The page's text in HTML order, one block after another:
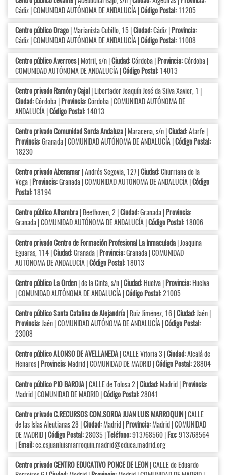
Cádiz | COMUNIDAD AUTÓNOMA DE ANDALUCÍA |Código Postal:11205
Centro público Drago| Marianista Cubillo, 15 |Ciudad:Cádiz |Provincia:
Cádiz | COMUNIDAD AUTÓNOMA DE ANDALUCÍA |Código Postal:11008
Centro público Averroes| Motril, s/n |Ciudad:Córdoba |Provincia:Córdoba |
COMUNIDAD AUTÓNOMA DE ANDALUCÍA |Código Postal:14013
Centro privado Ramón y Cajal| Libertador Joaquín José da Silva Xavier, 1 |
Ciudad:Córdoba |Provincia:Córdoba | COMUNIDAD AUTÓNOMA DE
ANDALUCÍA |Código Postal:14013
Centro privado Comunidad Sorda Andaluza| Maracena, s/n |Ciudad:Atarfe |
Provincia:Granada | COMUNIDAD AUTÓNOMA DE ANDALUCÍA |Código Postal:
18230
Centro privado Abenamar| Andrés Segovia, 127 |Ciudad:Churriana de la
Vega |Provincia:Granada | COMUNIDAD AUTÓNOMA DE ANDALUCÍA |Código
Postal:18194
Centro público Alhambra| Beethoven, 2 |Ciudad:Granada |Provincia:
Granada | COMUNIDAD AUTÓNOMA DE ANDALUCÍA |Código Postal:18006
Centro privado Centro de Formación Profesional La Inmaculada| Joaquina
Eguaras, 114 |Ciudad:Granada |Provincia:Granada | COMUNIDAD
AUTÓNOMA DE ANDALUCÍA |Código Postal:18013
Centro público La Orden| de la Cinta, s/n |Ciudad:Huelva |Provincia:Huelva
| COMUNIDAD AUTÓNOMA DE ANDALUCÍA |Código Postal:21005
Centro público Santa Catalina de Alejandría| Ruiz Jiménez, 16 |Ciudad:Jaén |
Provincia:Jaén | COMUNIDAD AUTÓNOMA DE ANDALUCÍA |Código Postal:
23008
Centro público ALONSO DE AVELLANEDA| CALLE Vitoria 3 |Ciudad:Alcalá de
Henares |Provincia:Madrid | COMUNIDAD DE MADRID |Código Postal:28804
Centro público PIO BAROJA| CALLE de Tolosa 2 |Ciudad:Madrid |Provincia:
Madrid | COMUNIDAD DE MADRID |Código Postal:28041
Centro privado C.RECURSOS COM.SORDA JUAN LUIS MARROQUIN| CALLE
de las Islas Aleutianas 28 |Ciudad:Madrid |Provincia:Madrid | COMUNIDAD
DE MADRID |Código Postal:28035 |Teléfono:913768560 |Fax:913768564
|Email:cc.csjuanluismarroquin.madrid@educa.madrid.org
Centro privado CENTRO EDUCATIVO PONCE DE LEON| CALLE de Eduardo